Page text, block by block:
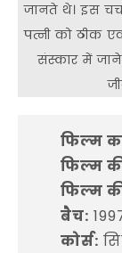
जानते थे। इस
पत्नी को ठीक
संस्कार में जाने
फिल्म
फिल्म
फिल्म
बैच:
कोर्स: